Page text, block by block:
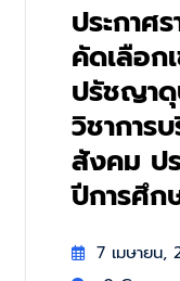
ประกาศ
คัดเลือก
ปรัชญา
วิชาการ
สังคม ป
ปีการศึก
7 เมษายน,